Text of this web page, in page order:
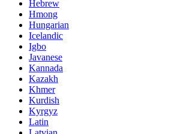
Hebrew
Hmong
Hungarian
Icelandic
Igbo
Javanese
Kannada
Kazakh
Khmer
Kurdish
Kyrgyz
Latin